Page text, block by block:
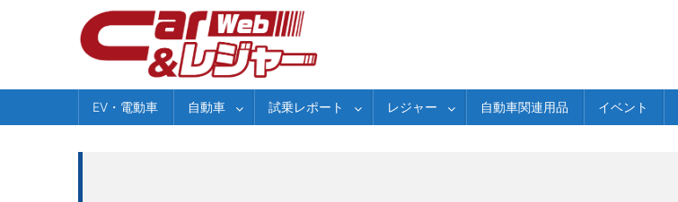
EV・電動車 自動車 試乗レポート レジャー 自動車関連用品 イベント